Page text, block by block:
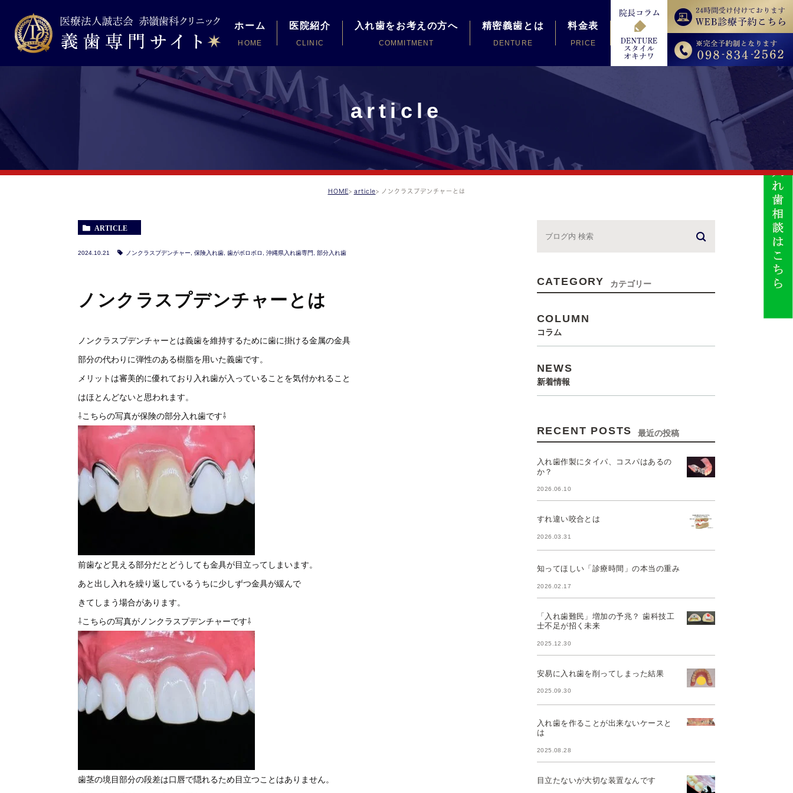
ホーム
HOME
医院紹介
CLINIC
アクセス
初めての方へ
入れ歯をお考えの方へ
COMMITMENT
精密義歯とは
DENTURE
自費・保険の診療の違い
種類・材質
料金表
PRICE
article
HOME article ノンクラスプデンチャーとは
ARTICLE
2024.10.21 ノンクラスプデンチャー 保険入れ歯 歯がボロボロ 沖縄県入れ歯専門 部分入れ歯
ノンクラスプデンチャーとは
ノンクラスプデンチャーとは義歯を維持するために歯に掛ける金属の金具
部分の代わりに弾性のある樹脂を用いた義歯です。
メリットは審美的に優れており入れ歯が入っていることを気付かれること
はほとんどないと思われます。
⇩こちらの写真が保険の部分入れ歯です⇩
前歯など見える部分だとどうしても金具が目立ってしまいます。
あと出し入れを繰り返しているうちに少しずつ金具が緩んで
きてしまう場合があります。
⇩こちらの写真がノンクラスプデンチャーです⇩
歯茎の境目部分の段差は口唇で隠れるため目立つことはありません。
CATEGORY カテゴリー
COLUMN
コラム
NEWS
新着情報
RECENT POSTS 最近の投稿
入れ歯作製にタイパ、コスパはあるの
か？
2026.06.10
すれ違い咬合とは
2026.03.31
知ってほしい「診療時間」の本当の重み
2026.02.17
「入れ歯難民」増加の予兆？ 歯科技工
士不足が招く未来
2025.12.30
安易に入れ歯を削ってしまった結果
2025.09.30
入れ歯を作ることが出来ないケースと
は
2025.08.28
目立たないが大切な装置なんです